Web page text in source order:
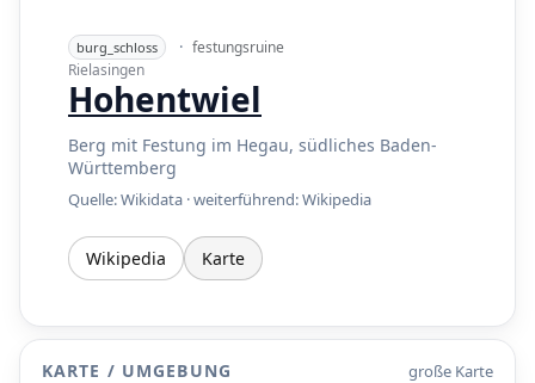
burg_schloss · festungsruine
Rielasingen
Hohentwiel
Berg mit Festung im Hegau, südliches Baden-
Württemberg
Quelle: Wikidata · weiterführend:Wikipedia
Wikipedia Karte
KARTE / UMGEBUNG große Karte
•